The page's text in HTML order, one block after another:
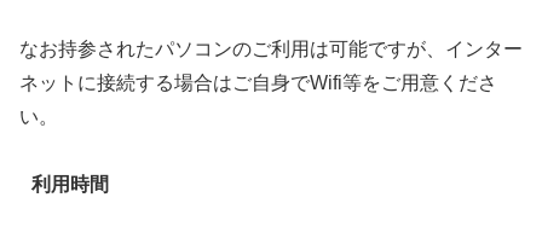
なお持参されたパソコンのご利用は可能ですが、インター
ネットに接続する場合はご自身でWifi等をご用意くださ
い。
利用時間